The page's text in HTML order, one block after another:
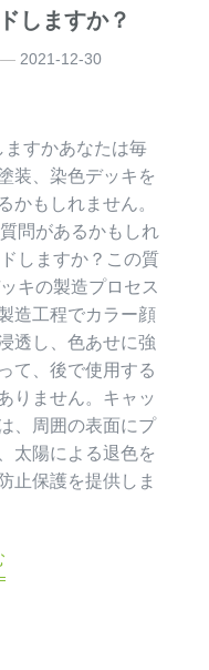
しますか？
2021-12-30
ますかあなたは毎
装、染色デッキを
かもしれません。
問があるかもしれ
しますか？この質
キの製造プロセス
造工程でカラー顔
透し、色あせに強
て、後で使用する
りません。キャッ
、周囲の表面にプ
太陽による退色を
止保護を提供しま